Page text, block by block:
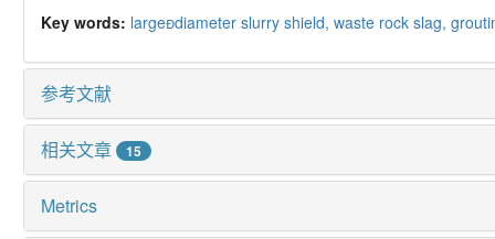
Key words: largediameter slurry shield, waste rock slag,
参考文献
相关文章 15
Metrics